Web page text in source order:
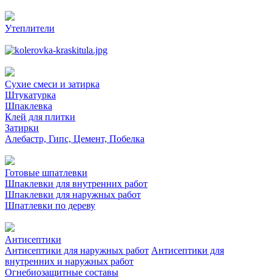
Утеплители
Сухие смеси и затирка
Штукатурка
Шпаклевка
Клей для плитки
Затирки
Алебастр, Гипс, Цемент, Побелка
Готовые шпатлевки
Шпаклевки для внутренних работ
Шпаклевки для наружных работ
Шпатлевки по дереву
Антисептики
Антисептики для наружных работ Антисептики для
внутренних и наружных работ
Огнебиозащитные составы